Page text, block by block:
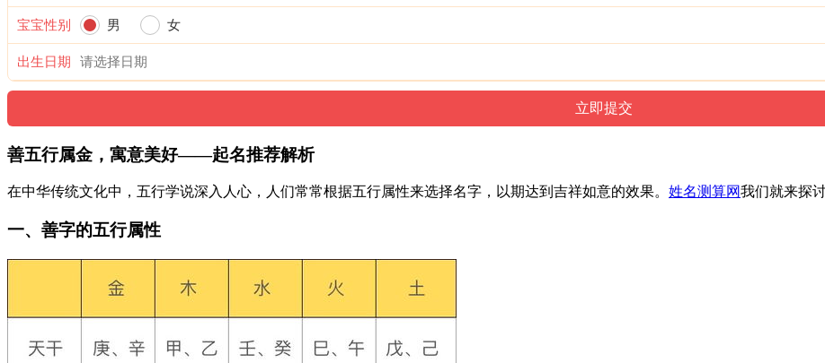
宝宝性别 男 女
出生日期
善五行属金，寓意美好——起名推荐解析
在中华传统文化中，五行学说深入人心，人们常常根据五行属性来选择名字，以期达到吉祥如意的效果。 姓名测算网我们就来探
一、善字的五行属性